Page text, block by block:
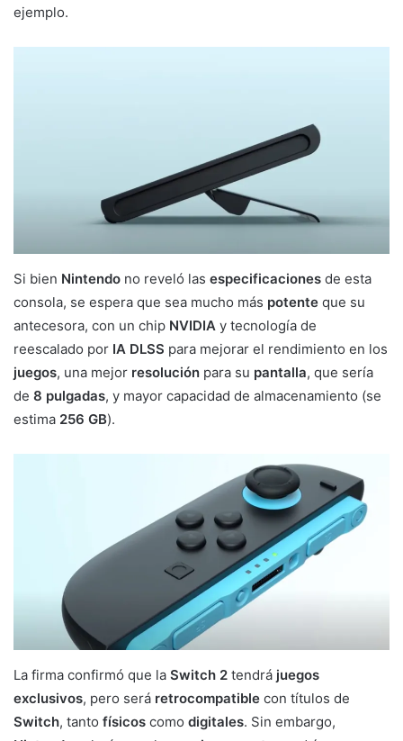
ejemplo.
Si bien Nintendo no reveló las especificaciones de esta
consola, se espera que sea mucho más potente que su
antecesora, con un chip NVIDIA y tecnología de
reescalado por IA DLSS para mejorar el rendimiento en los
juegos, una mejor resolución para su pantalla, que sería
de 8 pulgadas, y mayor capacidad de almacenamiento (se
estima 256 GB).
La firma confirmó que la Switch 2 tendrá juegos
exclusivos, pero será retrocompatible con títulos de
Switch, tanto físicos como digitales. Sin embargo,